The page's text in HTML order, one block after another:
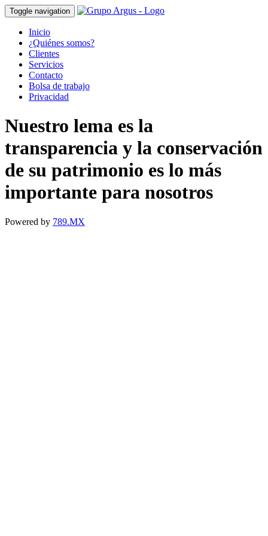
Toggle navigation
Inicio
¿Quiénes somos?
Clientes
Servicios
Contacto
Bolsa de trabajo
Privacidad
Nuestro lema es la
transparencia y la conservación
de su patrimonio es lo más
importante para nosotros
Powered by 789.MX